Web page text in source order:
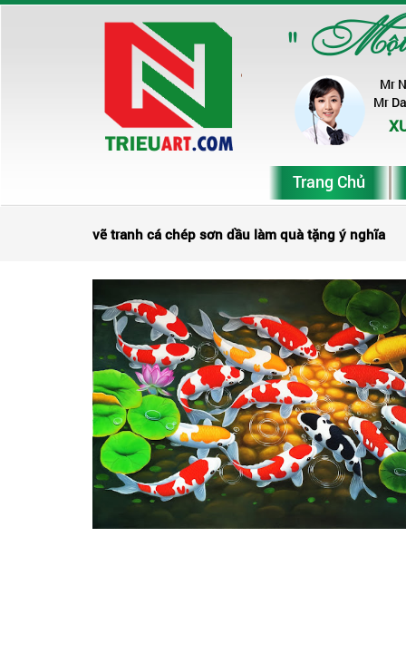
" Một
Mr
Mr
Trang Chủ
vẽ tranh cá chép sơn dầu làm quà tặng ý nghĩa